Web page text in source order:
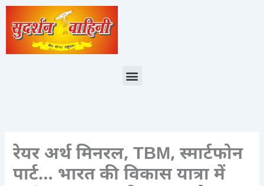
Skip
content
Menu
रेयर अर्थ मिनरल, TBM, स्मार्टफोन
पार्ट… भारत की विकास यात्रा में